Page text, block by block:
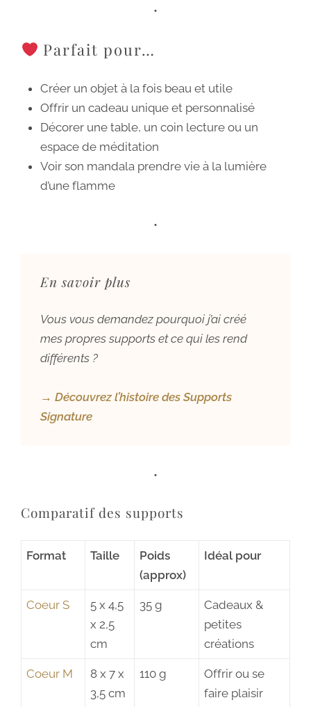
•
Parfait pour…
Créer un objet à la fois beau et utile
Offrir un cadeau unique et personnalisé
Décorer une table, un coin lecture ou un
espace de méditation
Voir son mandala prendre vie à la lumière
d’une flamme
•
En savoir plus
Vous vous demandez pourquoi j’ai créé
mes propres supports et ce qui les rend
différents ?
→ Découvrez l’histoire des Supports
Signature
•
Comparatif des supports
Format Taille
Poids
(approx)
Idéal pour
Coeur S
5 x 4,5
x 2,5
cm
35 g
Cadeaux &
petites
créations
Coeur M
8 x 7 x
3,5 cm
110 g
Offrir ou se
faire plaisir